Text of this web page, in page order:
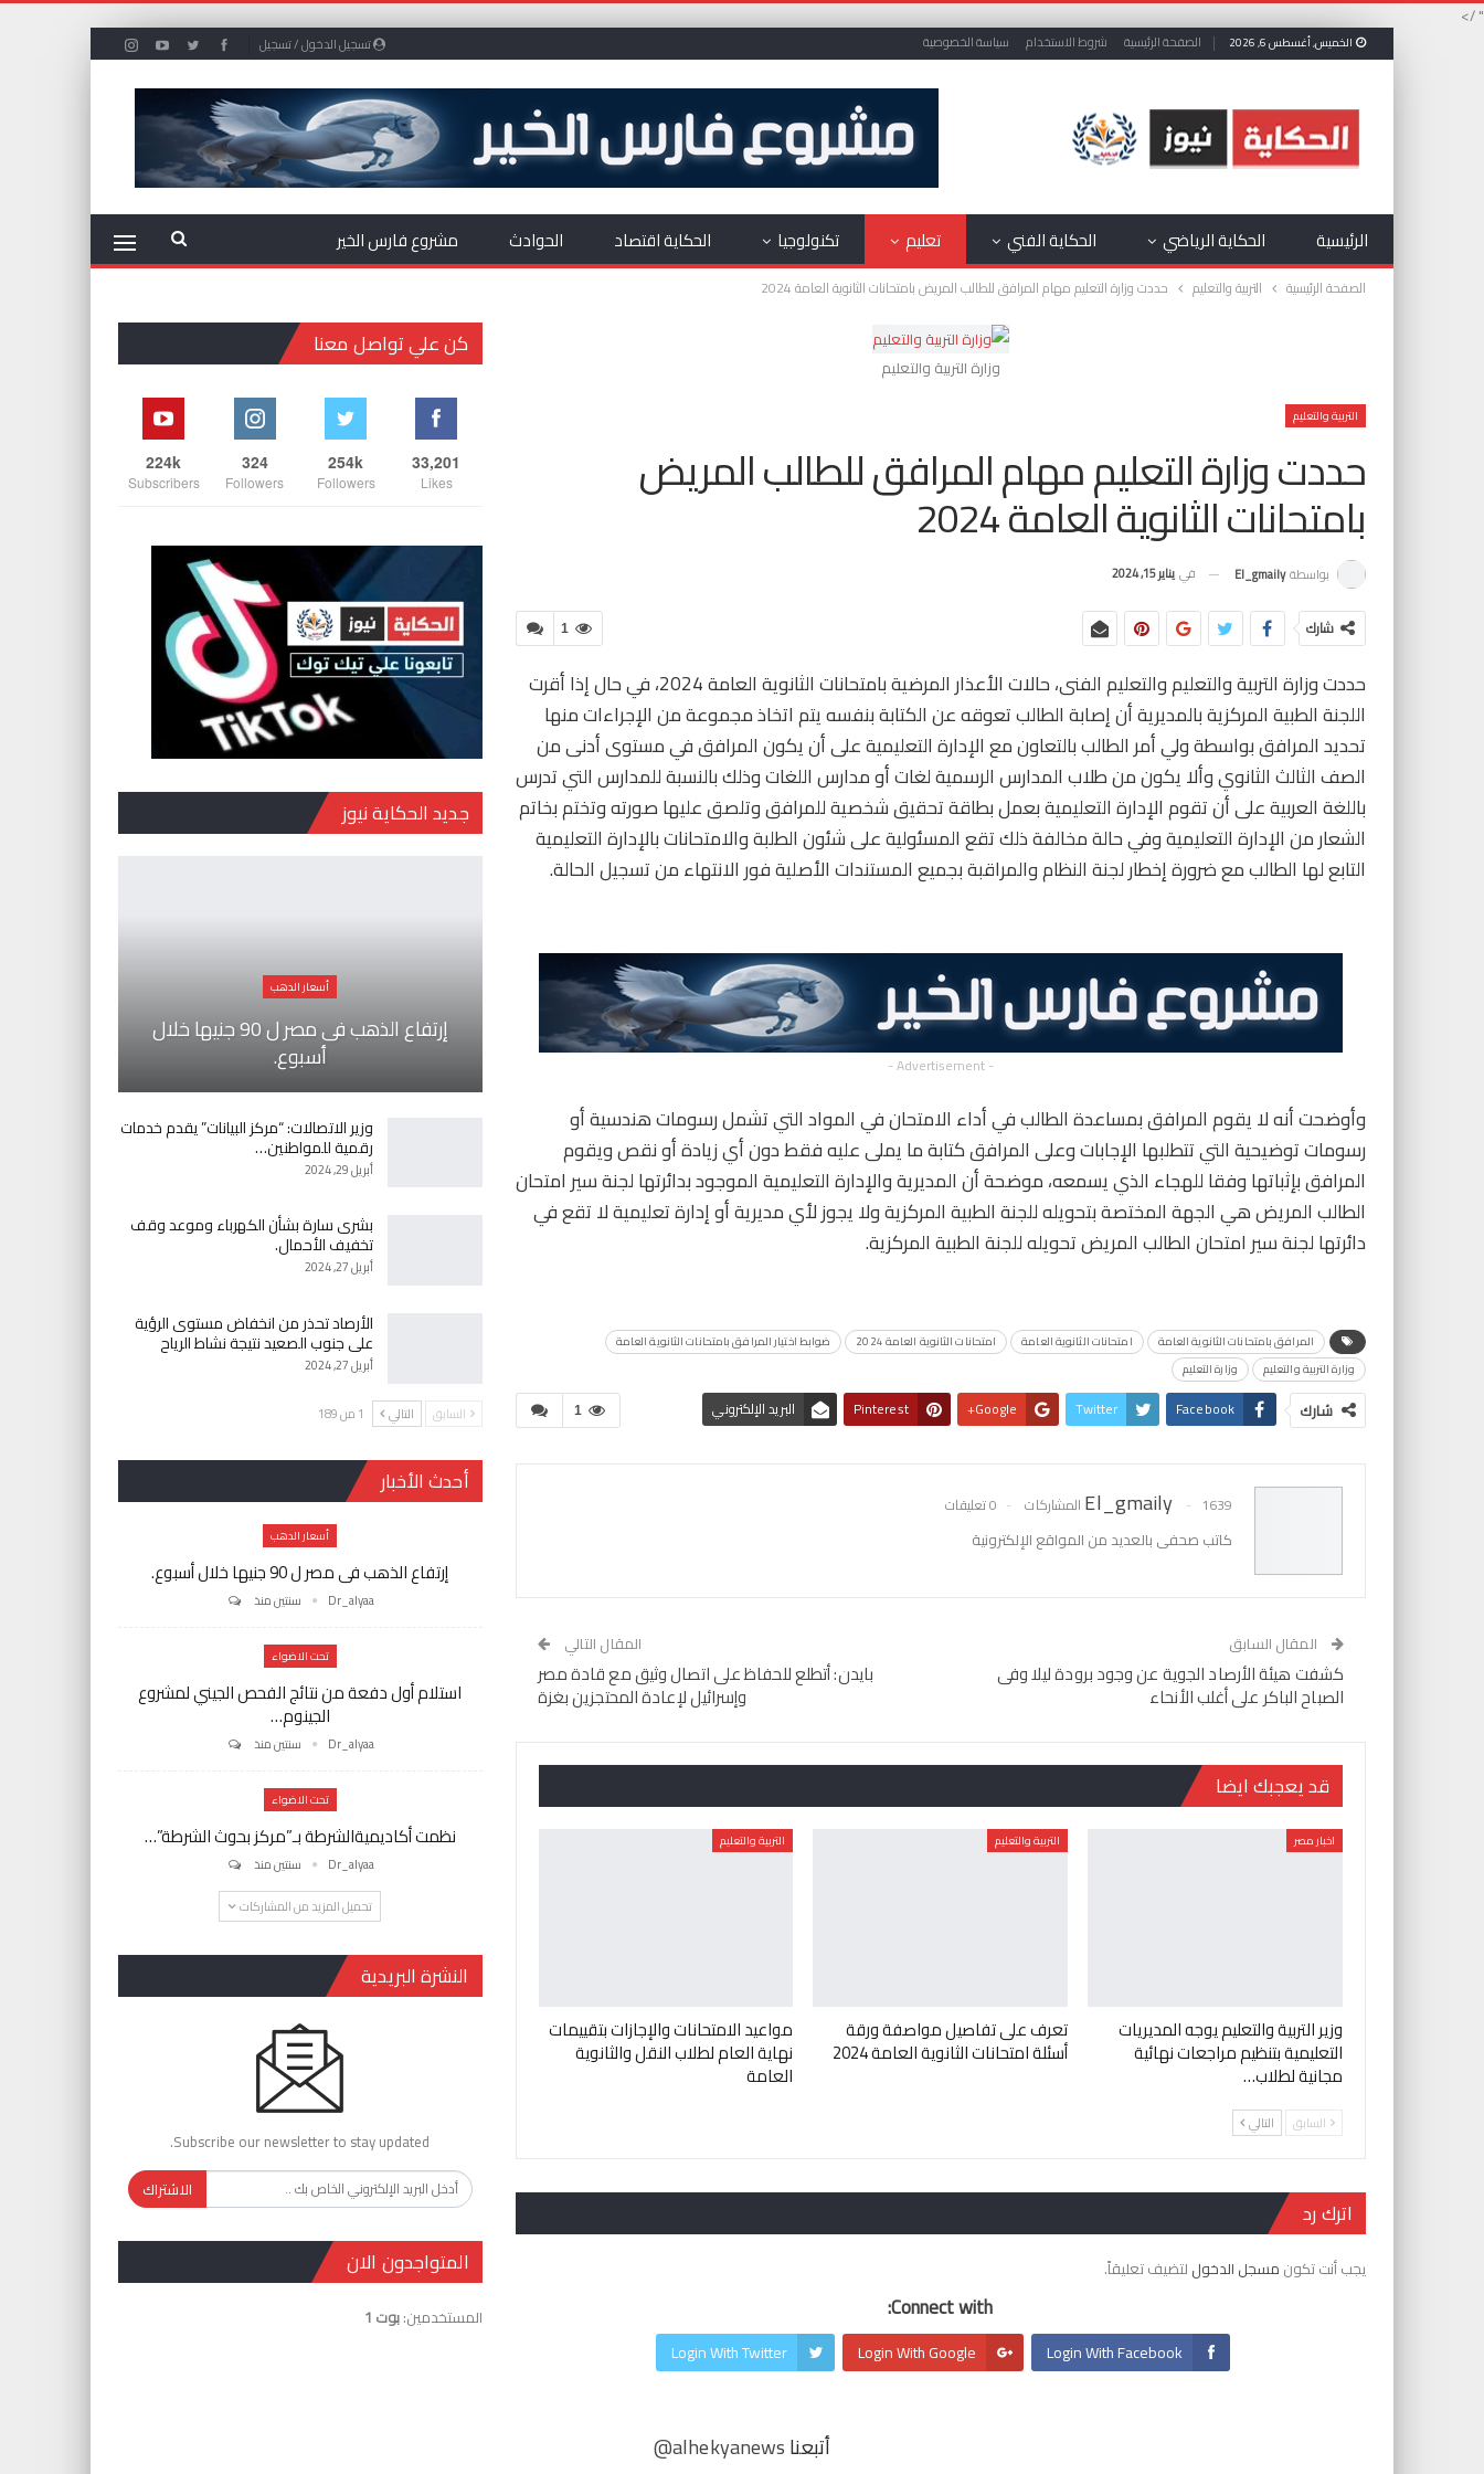
" />
تسجيل الدخول / تسجيل الخميس, أغسطس 6, 2026 الصفحة الرئيسية شروط الاستخدام سياسة الخصوصية
الرئيسية الحكاية الرياضي الحكاية الفني تعليم تكنولوجيا الحكاية اقتصاد الحوادث مشروع فارس الخير
الصفحة الرئيسية التربية والتعليم حددت وزارة التعليم مهام المرافق للطالب المريض بامتحانات الثانوية العامة 2024
وزارة التربية والتعليم
التربية والتعليم
حددت وزارة التعليم مهام المرافق للطالب المريض
بامتحانات الثانوية العامة 2024
بواسطة El_gmaily في يناير 15, 2024
1 شارك
حددت وزارة التربية والتعليم والتعليم الفنى، حالات الأعذار المرضية بامتحانات الثانوية العامة 2024، في حال إذا أقرت
اللجنة الطبية المركزية بالمديرية أن إصابة الطالب تعوقه عن الكتابة بنفسه يتم اتخاذ مجموعة من الإجراءات منها
تحديد المرافق بواسطة ولي أمر الطالب بالتعاون مع الإدارة التعليمية على أن يكون المرافق في مستوى أدنى من
الصف الثالث الثانوي وألا يكون من طلاب المدارس الرسمية لغات أو مدارس اللغات وذلك بالنسبة للمدارس التي تدرس
باللغة العربية على أن تقوم الإدارة التعليمية بعمل بطاقة تحقيق شخصية للمرافق وتلصق عليها صورته وتختم بخاتم
الشعار من الإدارة التعليمية وفي حالة مخالفة ذلك تقع المسئولية على شئون الطلبة والامتحانات بالإدارة التعليمية
التابع لها الطالب مع ضرورة إخطار لجنة النظام والمراقبة بجميع المستندات الأصلية فور الانتهاء من تسجيل الحالة.
- Advertisement -
وأوضحت أنه لا يقوم المرافق بمساعدة الطالب في أداء الامتحان في المواد التي تشمل رسومات هندسية أو
رسومات توضيحية التي تتطلبها الإجابات وعلى المرافق كتابة ما يملى عليه فقط دون أي زيادة أو نقص ويقوم
المرافق بإثباتها وفقا للهجاء الذي يسمعه، موضحة أن المديرية والإدارة التعليمية الموجود بدائرتها لجنة سير امتحان
الطالب المريض هي الجهة المختصة بتحويله للجنة الطبية المركزية ولا يجوز لأي مديرية أو إدارة تعليمية لا تقع في
دائرتها لجنة سير امتحان الطالب المريض تحويله للجنة الطبية المركزية.
المرافق بامتحانات الثانوية العامة امتحانات الثانوية العامة امتحانات الثانوية العامة 2024
ضوابط اختيار المرافق بامتحانات الثانوية العامة
وزارة التربية والتعليم
وزارة التعليم
1 شارك Facebook
Twitter
Google+
Pinterest البريد الإلكتروني
El_gmaily 1639 المشاركات 0 تعليقات
كاتب صحفى بالعديد من المواقع الإلكترونية
المقال السابق
كشفت هيئة الأرصاد الجوية عن وجود برودة ليلا وفى
الصباح الباكر على أغلب الأنحاء
المقال التالي
بايدن: أتطلع للحفاظ على اتصال وثيق مع قادة مصر
وإسرائيل لإعادة المحتجزين بغزة
قد يعجبك ايضا
اخبار مصر
وزير التربية والتعليم يوجه المديريات
التعليمية بتنظيم مراجعات نهائية
مجانية لطلاب…
التربية والتعليم
تعرف على تفاصيل مواصفة ورقة
أسئلة امتحانات الثانوية العامة 2024
التربية والتعليم
مواعيد الامتحانات والإجازات بتقييمات
نهاية العام لطلاب النقل والثانوية
العامة
السابق التالي
اترك رد
يجب أنت تكون مسجل الدخول لتضيف تعليقاً.
Connect with:
Login With Facebook
Login With Google
Login With Twitter
كن علي تواصل معنا
33,201
Likes
254k
Followers
324
Followers
224k
Subscribers
جديد الحكاية نيوز
أسعار الدهب
إرتفاع الذهب فى مصر ل 90 جنيها خلال
أسبوع.
وزير الاتصالات: “مركز البيانات” يقدم خدمات
رقمية للمواطنين…
أبريل 29, 2024
بشرى سارة بشأن الكهرباء وموعد وقف
تخفيف الأحمال.
أبريل 27, 2024
الأرصاد تحذر من انخفاض مستوى الرؤية
على جنوب الصعيد نتيجة نشاط الرياح
أبريل 27, 2024
السابق التالي 1 من 189
أحدث الأخبار
أسعار الدهب
إرتفاع الذهب فى مصر ل 90 جنيها خلال أسبوع.
Dr_alyaa سنتين منذ
تحت الاضواء
استلام أول دفعة من نتائج الفحص الجيني لمشروع
الجينوم…
Dr_alyaa سنتين منذ
تحت الاضواء
نظمت أكاديميةالشرطة بـ”مركز بحوث الشرطة”…
Dr_alyaa
سنتين منذ
تحميل المزيد من المشاركات
النشرة البريدية
Subscribe our newsletter to stay updated.
الاشتراك
المتواجدون الان
المستخدمين:بوت 1
أتبعنا@alhekyanews